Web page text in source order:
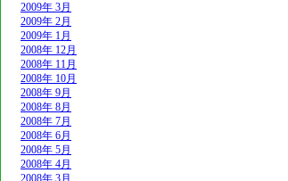
2009年 3月
2009年 2月
2009年 1月
2008年 12月
2008年 11月
2008年 10月
2008年 9月
2008年 8月
2008年 7月
2008年 6月
2008年 5月
2008年 4月
2008年 3月